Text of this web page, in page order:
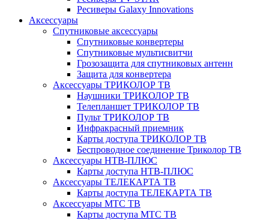
Ресиверы Galaxy Innovations
Аксессуары
Спутниковые аксессуары
Спутниковые конвертеры
Спутниковые мультисвитчи
Грозозащита для спутниковых антенн
Защита для конвертера
Аксессуары ТРИКОЛОР ТВ
Наушники ТРИКОЛОР ТВ
Телепланшет ТРИКОЛОР ТВ
Пульт ТРИКОЛОР ТВ
Инфракрасный приемник
Карты доступа ТРИКОЛОР ТВ
Беспроводное соединение Триколор ТВ
Аксессуары НТВ-ПЛЮС
Карты доступа НТВ-ПЛЮС
Аксессуары ТЕЛЕКАРТА ТВ
Карты доступа ТЕЛЕКАРТА ТВ
Аксессуары МТС ТВ
Карты доступа МТС ТВ